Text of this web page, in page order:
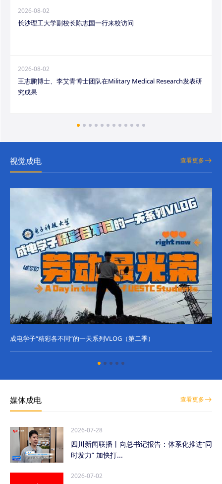
2026-08-02
长沙理工大学副校长陈志国一行来校访问
2026-08-02
王志鹏博士、李艾青博士团队在Military Medical Research发表研
究成果
视觉成电 查看更多
成电学子“精彩各不同”的一天系列VLOG（第二季）
媒体成电 查看更多
2026-07-28
四川新闻联播丨向总书记报告：体系化推进“同
时发力” 加快打...
2026-07-02